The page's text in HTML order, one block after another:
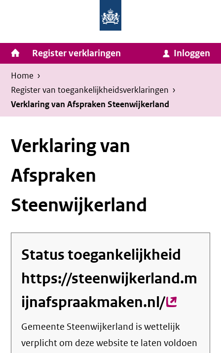
inhoud
van
Zaken
en
Koninkrijksrelaties
Homepage
van
Invulassistent
Toegankelijkheidsverklaring
Toegankelijkheidsverklaring
Hoofdnavigatie
Register verklaringen Inloggen
Kruimelpad
U
bevindt
zich
hier:
Home ›
Register van toegankelijkheids­verklaringen ›
Verklaring van Afspraken Steenwijkerland
Verklaring van
Afspraken
Steenwijkerland
Status toegankelijkheid
https://steenwijkerland.m
ijnafspraakmaken.nl/(externe
link)
Gemeente Steenwijkerland is wettelijk
verplicht om deze website te laten voldoen